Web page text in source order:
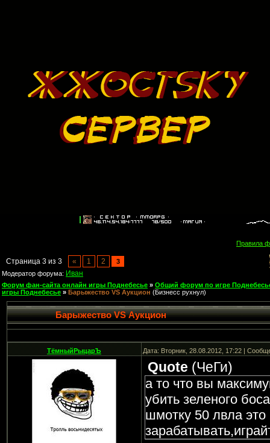
Правила
Страница 3 из 3 « 1 2
3
Модератор форума: Иван
Форум фан-сайта онлайн игры Поднебесье » Общий форум по игре
игры Поднебесье » Барыжество VS Аукцион (Бизнесс рухнул)
Барыжество VS Аукцион
ТёмныйРыцарЪ Дата: Вторник, 28.08.2012, 17:22 |
Quote (ЧеГи)
а то что вы
убить зеленого
шмотку 50 лвла